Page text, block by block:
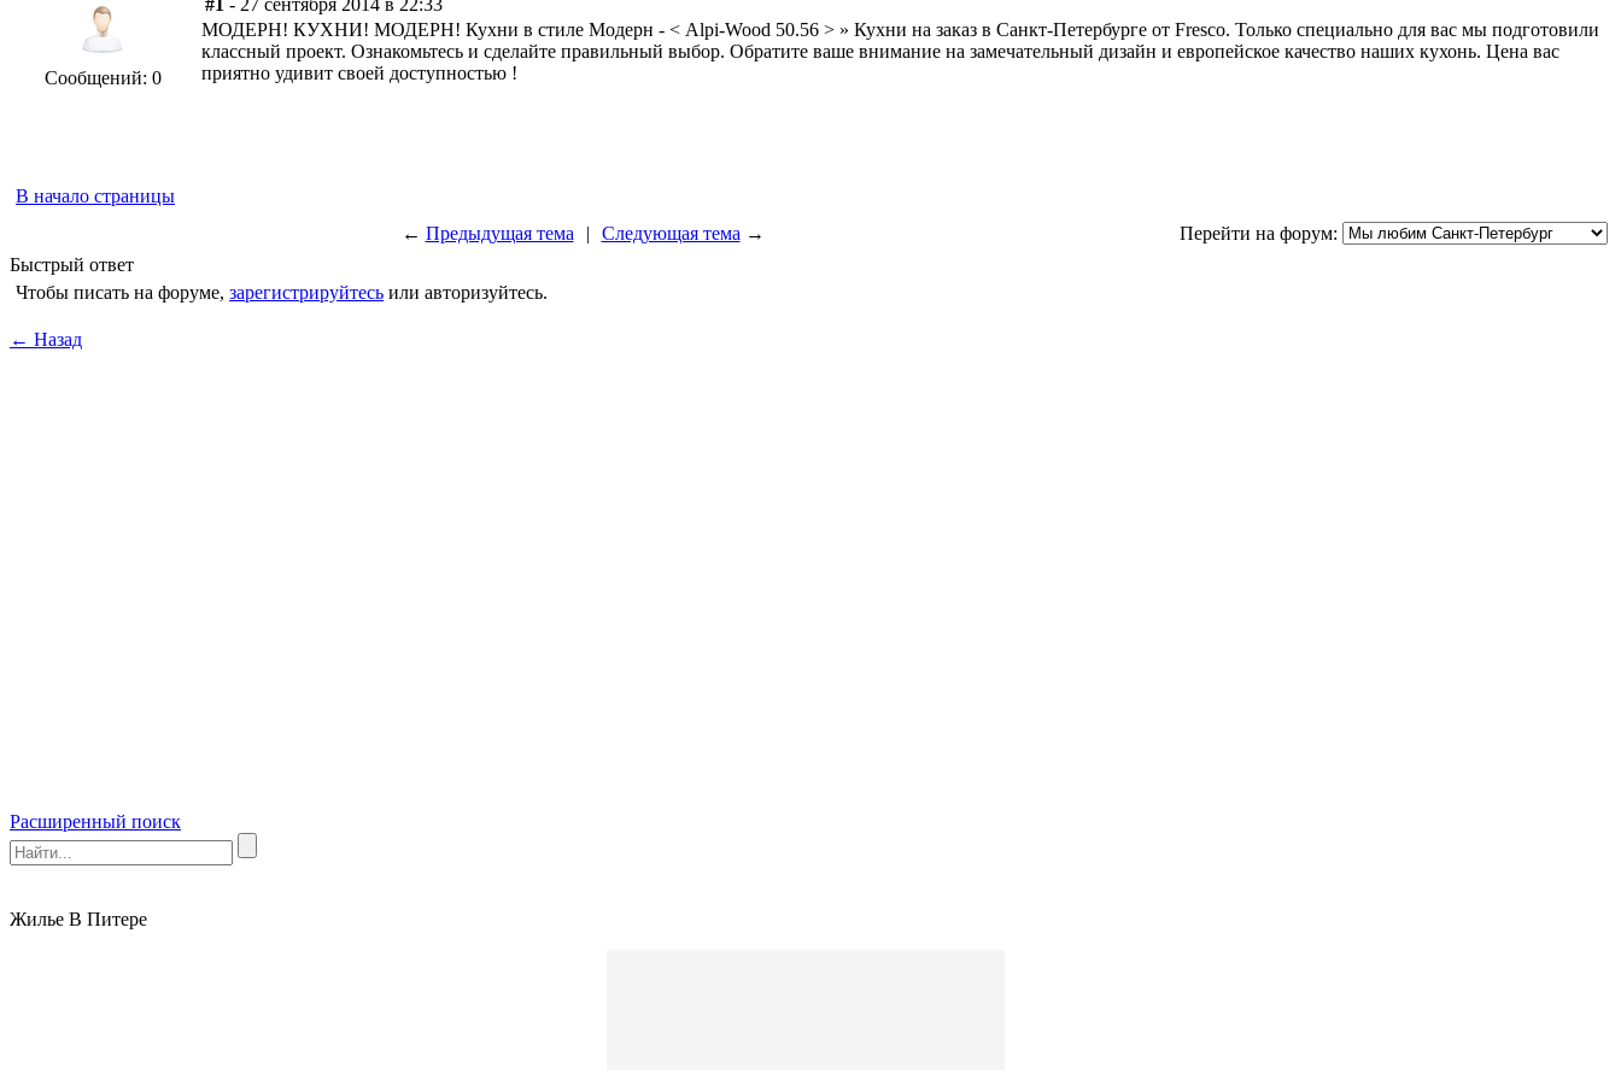
Сообщений: 0
МОДЕРН! КУХНИ! МОДЕРН! Кухни в стиле Модерн - < Alpi-Wood 50.56 > » Кухни на заказ в Санкт-Петербурге от Fresco. Только специально для вас мы подготовили
классный проект. Ознакомьтесь и сделайте правильный выбор. Обратите ваше внимание на замечательный дизайн и европейское качество наших кухонь. Цена вас
приятно удивит своей доступностью !
В начало страницы
← Предыдущая тема | Следующая тема →
Перейти на форум:
Быстрый ответ
Чтобы писать на форуме, зарегистрируйтесь или авторизуйтесь.
← Назад
Расширенный поиск
Жилье В Питере